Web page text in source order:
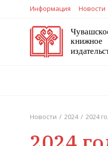
Информация Новости
Новости / 2024 / 2024